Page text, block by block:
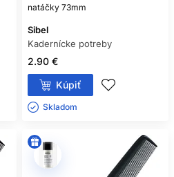
natáčky 73mm
Sibel
Kadernícke potreby
2.90 €
Kúpiť
Skladom ㅤ